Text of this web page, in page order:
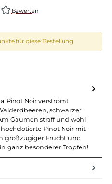
Bewerten
für diese Bestellung
Pinot Noir verströmt
schwarzer
Gaumen straff und wohl
Pinot Noir mit
großzügiger Frucht und
ganz besonderer Tropfen!